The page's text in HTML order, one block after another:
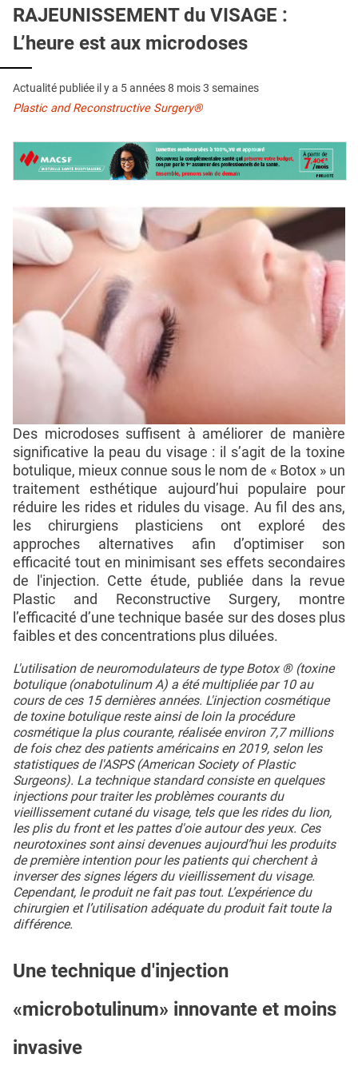
QUI SOMMES-NOUS ?
PUBLICITÉ
CONDITIONS GÉNÉRALES
CONTACT
RAJEUNISSEMENT du VISAGE :
L’heure est aux microdoses
Actualité publiée il y a 5 années 8 mois 3 semaines
Plastic and Reconstructive Surgery®
Des microdoses suffisent à améliorer de manière
significative la peau du visage : il s’agit de la toxine
botulique, mieux connue sous le nom de « Botox » un
traitement esthétique aujourd’hui populaire pour
réduire les rides et ridules du visage. Au fil des ans,
les chirurgiens plasticiens ont exploré des
approches alternatives afin d’optimiser son
efficacité tout en minimisant ses effets secondaires
de l'injection. Cette étude, publiée dans la revue
Plastic and Reconstructive Surgery, montre
l’efficacité d’une technique basée sur des doses plus
faibles et des concentrations plus diluées.
L'utilisation de neuromodulateurs de type Botox ® (toxine
botulique (onabotulinum A) a été multipliée par 10 au
cours de ces 15 dernières années. L'injection cosmétique
de toxine botulique reste ainsi de loin la procédure
cosmétique la plus courante, réalisée environ 7,7 millions
de fois chez des patients américains en 2019, selon les
statistiques de l'ASPS (American Society of Plastic
Surgeons). La technique standard consiste en quelques
injections pour traiter les problèmes courants du
vieillissement cutané du visage, tels que les rides du lion,
les plis du front et les pattes d'oie autour des yeux. Ces
neurotoxines sont ainsi devenues aujourd’hui les produits
de première intention pour les patients qui cherchent à
inverser des signes légers du vieillissement du visage.
Cependant, le produit ne fait pas tout. L’expérience du
chirurgien et l’utilisation adéquate du produit fait toute la
différence.
Une technique d'injection
«microbotulinum» innovante et moins
invasive